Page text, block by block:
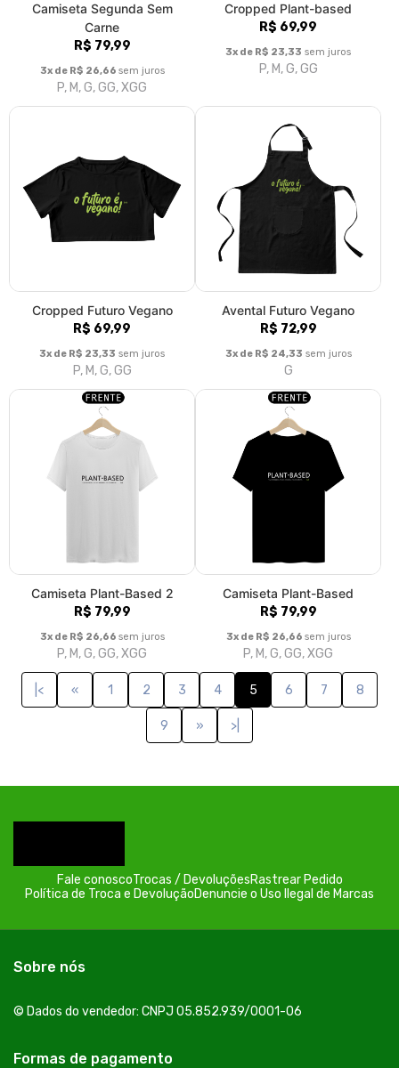
Camiseta Segunda Sem
Carne
R$ 79,99
3x de R$ 26,66 sem juros
P, M, G, GG, XGG
Cropped Plant-based
R$ 69,99
3x de R$ 23,33 sem juros
P, M, G, GG
Cropped Futuro Vegano
R$ 69,99
3x de R$ 23,33 sem juros
P, M, G, GG
Avental Futuro Vegano
R$ 72,99
3x de R$ 24,33 sem juros
G
Camiseta Plant-Based 2
R$ 79,99
3x de R$ 26,66 sem juros
P, M, G, GG, XGG
Camiseta Plant-Based
R$ 79,99
3x de R$ 26,66 sem juros
P, M, G, GG, XGG
|< « 1 2 3 4 5 6 7 8
9 » >|
Fale conoscoTrocas / DevoluçõesRastrear Pedido
Política de Troca e DevoluçãoDenuncie o Uso Ilegal de Marcas
Sobre nós
© Dados do vendedor: CNPJ 05.852.939/0001-06
Formas de pagamento